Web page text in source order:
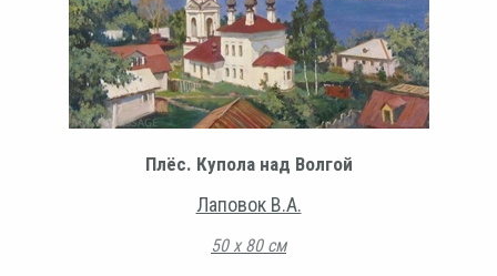
Плёс. Купола над Волгой
Лаповок В.А.
50 х 80 см